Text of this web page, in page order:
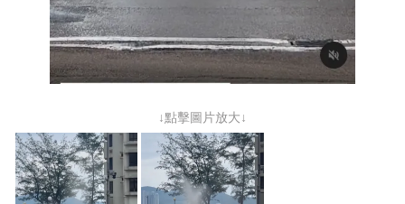
↓點擊圖片放大↓